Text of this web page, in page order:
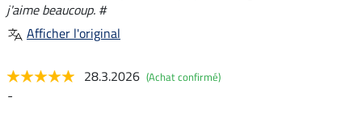
j'aime beaucoup. #
Afficher l'original
28.3.2026 (Achat confirmé)
-